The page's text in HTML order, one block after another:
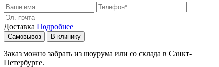
Доставка Подробнее
Самовывоз В клинику
Заказ можно забрать из шоурума или со склада в Санкт-
Петербурге.